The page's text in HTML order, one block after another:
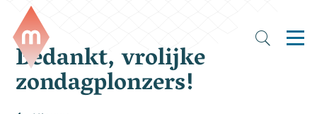
Bedankt, vrolijke
zondagplonzers!